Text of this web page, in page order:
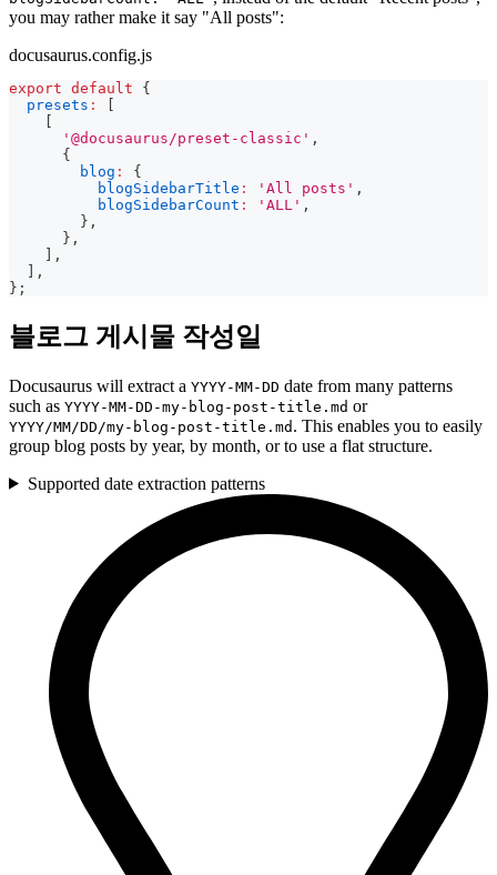
you may rather make it say "All posts":
docusaurus.config.js
export default
{
presets :
'@docusaurus/preset-classic' ,
{
blog :
{
blogSidebarTitle : 'All posts' ,
blogSidebarCount : 'ALL' ,
} ,
} ,
,
,
} ;
블로그 게시물 작성일
Docusaurus will extract a YYYY-MM-DD date from many patterns
such as YYYY-MM-DD-my-blog-post-title.md or
YYYY/MM/DD/my-blog-post-title.md . This enables you to easily
group blog posts by year, by month, or to use a flat structure.
Supported date extraction patterns